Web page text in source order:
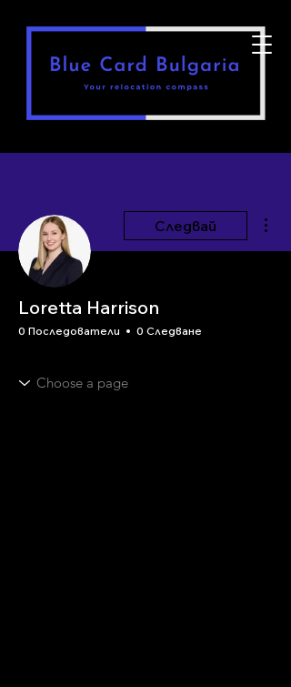
Следвай
Loretta Harrison
0 Последователи 0 Следване